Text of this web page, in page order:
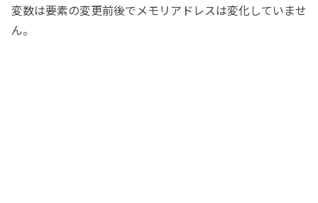
変数は要素の変更前後でメモリアドレスは変化していませ
ん。